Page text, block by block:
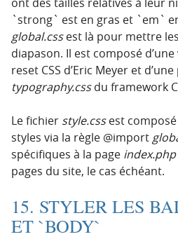
`strong` est en gras et `em`
global.cssest là pour mettre
diapason. Il est composé
reset CSS d’Eric Meyer et
typography.cssdu framework
Le fichier style.cssest
styles via la règle @import
spécifiques à la page index.php
pages du site, le cas échéant.
15. STYLER LES
ET `BODY`